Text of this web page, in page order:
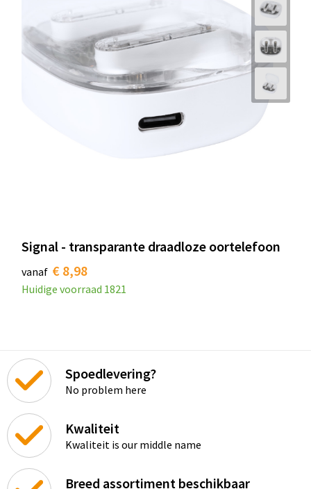
Signal - transparante draadloze oortelefoon
vanaf € 8,98
Huidige voorraad 1821
Spoedlevering?
No problem here
Kwaliteit
Kwaliteit is our middle name
Breed assortiment beschikbaar